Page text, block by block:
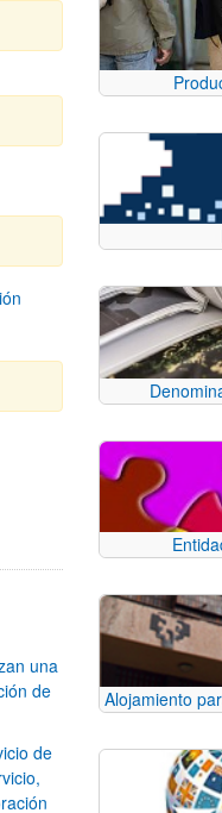
TAB para desplazarse.
una
de
de
Alojamiento